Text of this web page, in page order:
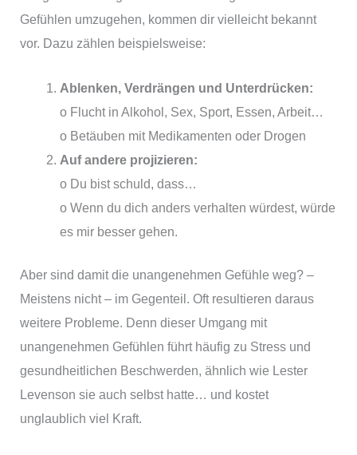
Gefühlen umzugehen, kommen dir vielleicht bekannt
vor. Dazu zählen beispielsweise:
Ablenken, Verdrängen und Unterdrücken:
o Flucht in Alkohol, Sex, Sport, Essen, Arbeit…
o Betäuben mit Medikamenten oder Drogen
Auf andere projizieren:
o Du bist schuld, dass…
o Wenn du dich anders verhalten würdest, würde
es mir besser gehen.
Aber sind damit die unangenehmen Gefühle weg? –
Meistens nicht – im Gegenteil. Oft resultieren daraus
weitere Probleme. Denn dieser Umgang mit
unangenehmen Gefühlen führt häufig zu Stress und
gesundheitlichen Beschwerden, ähnlich wie Lester
Levenson sie auch selbst hatte… und kostet
unglaublich viel Kraft.